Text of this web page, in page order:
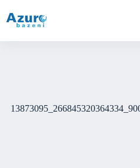
content